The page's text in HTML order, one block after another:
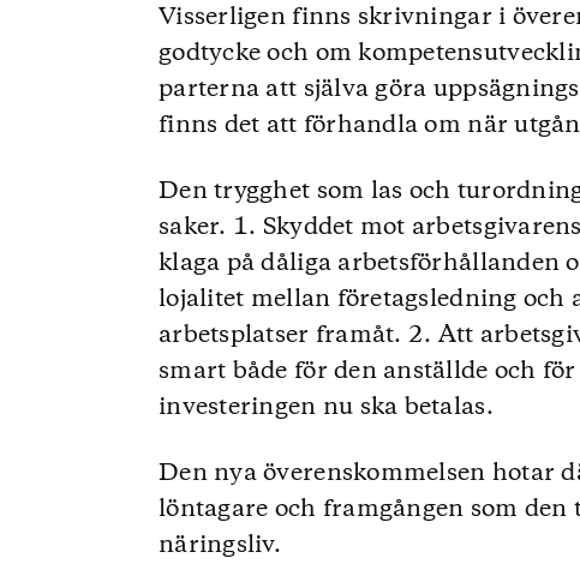
Visserligen finns skrivningar i
godtycke och om
parterna att själva göra
finns det att förhandla om när
Den trygghet som las och
saker. 1. Skyddet mot
klaga på dåliga arbetsförhållanden
lojalitet mellan företagsledning och
arbetsplatser framåt. 2. Att
smart både för den anställde och
investeringen nu ska betalas.
Den nya överenskommelsen hotar
löntagare och framgången som
näringsliv.